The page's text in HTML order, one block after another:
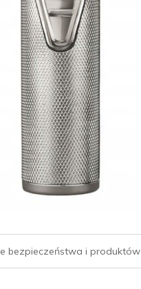
bezpieczeństwa i produktów